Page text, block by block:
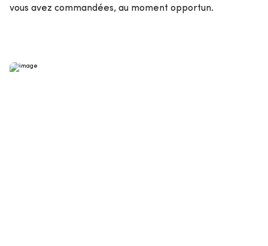
vous avez commandées, au moment opportun.